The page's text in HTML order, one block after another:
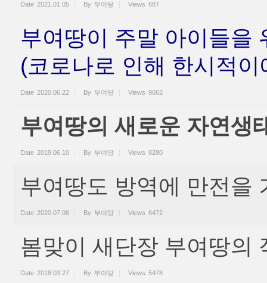
Date 2021.01.05 By 부여땅 Views 687
부여땅이 주말 아이들을
(코로나로 인해 한시적이
Date 2020.06.22 By 부여땅 Views 9062
부여땅의 새로운 자연생
Date 2019.06.10 By 부여땅 Views 8280
부여땅도 방역에 만전을
Date 2020.07.06 By 부여땅 Views 6472
봄맞이 새단장 부여땅의
Date 2018.03.27 By 부여땅 Views 5478